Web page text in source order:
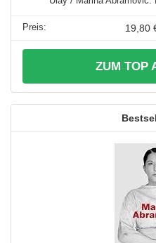
19,80
ZUM TOP